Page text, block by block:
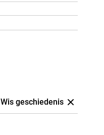
Wis geschiedenis